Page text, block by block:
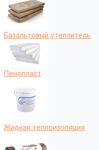
Базальтовый утеплитель
Пенопласт
Жидкая теплоизоляция